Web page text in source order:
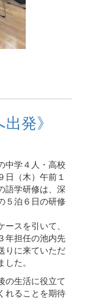
発》
中学４人・高校
日（木）午前１
語学研修は、深
５泊６日の研修
スを引いて、
年担任の池内先
りに来ていただ
た。
の生活に役立て
れることを期待